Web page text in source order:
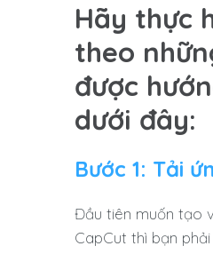
Hãy thực
theo
được
dưới đây:
Bước 1: Tải
Đầu tiên muốn tạo
CapCut thì bạn